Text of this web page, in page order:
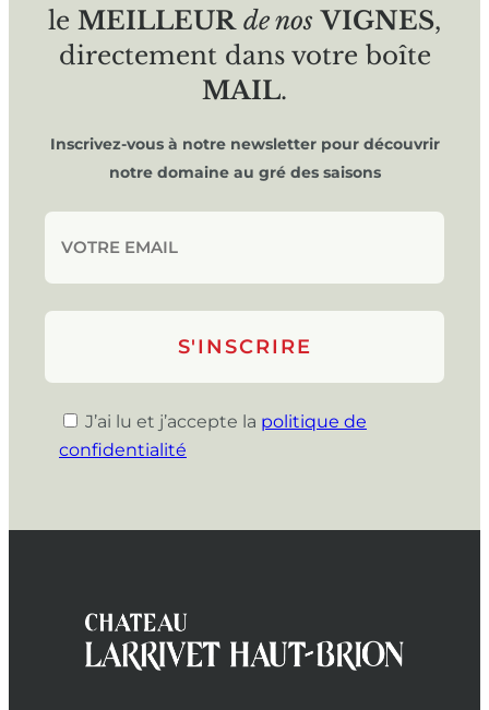
le MEILLEUR de nos VIGNES,
directement dans votre boîte
MAIL.
Inscrivez-vous à notre newsletter pour découvrir
notre domaine au gré des saisons
J’ai lu et j’accepte la politique de
confidentialité